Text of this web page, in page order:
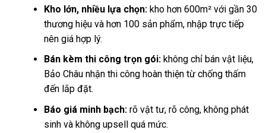
Kho lớn, nhiều lựa chọn:kho hơn 600m² với gần 30
thương hiệu và hơn 100 sản phẩm, nhập trực tiếp
nên giá hợp lý.
Bán kèm thi công trọn gói:không chỉ bán vật liệu,
Bảo Châu nhận thi công hoàn thiện từ chống thấm
đến lắp đặt.
Báo giá minh bạch:rõ vật tư, rõ công, không phát
sinh và không upsell quá mức.